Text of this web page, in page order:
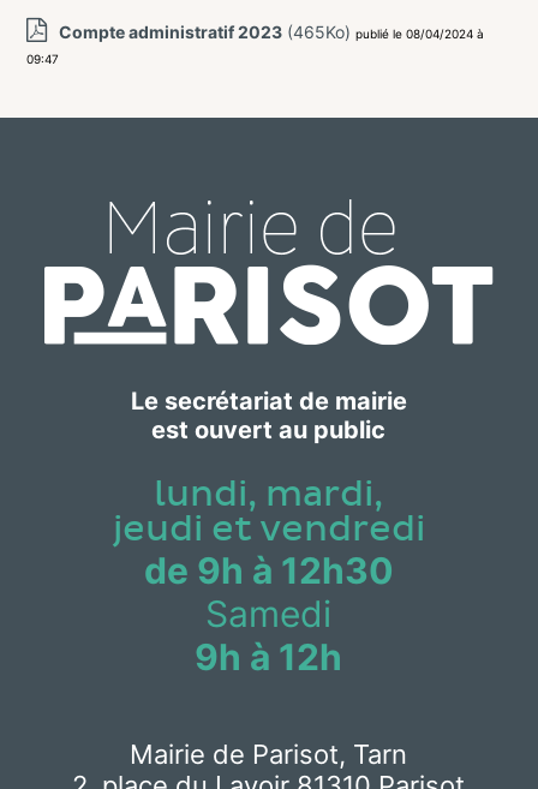
Compte administratif 2023 (465Ko)publié le 08/04/2024 à
09:47
Le secrétariat de mairie
est ouvert au public
lundi, mardi,
jeudi et vendredi
de 9h à 12h30
Samedi
9h à 12h
Mairie de Parisot, Tarn